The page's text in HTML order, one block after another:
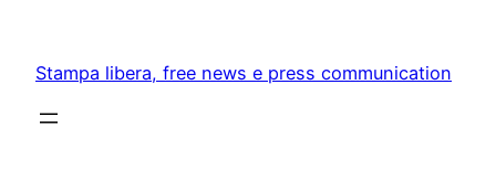
content
Stampa libera, free news e press communication